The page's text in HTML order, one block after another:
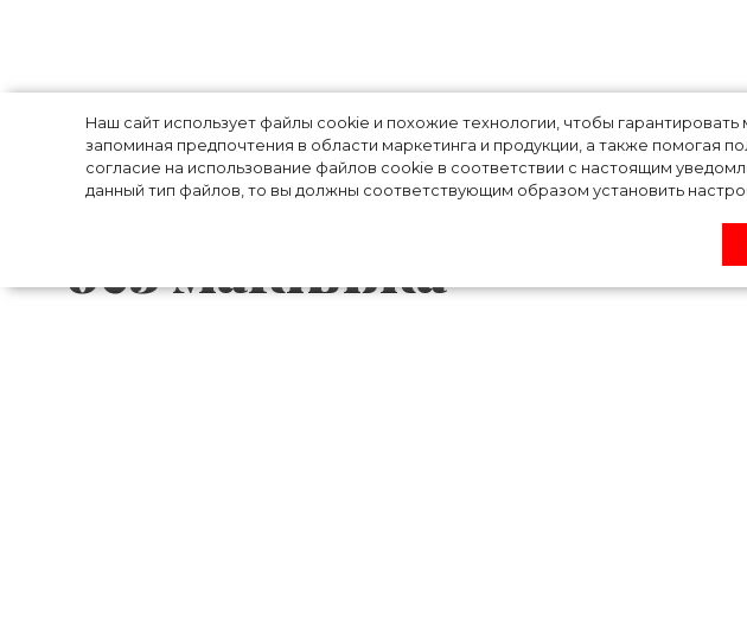
Наш сайт использует файлы cookie и похожие технологии, чтобы
запоминая предпочтения в области маркетинга и продукции, а также помогая
согласие на использование файлов cookie в соответствии с настоящим
данный тип файлов, то вы должны соответствующим образом установить
Ни грамма
Хэтэуэй показала,
без макияжа